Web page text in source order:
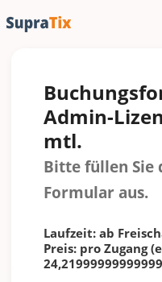
Admin-
mtl.
Bitte füllen Sie
Formular aus.
Laufzeit: ab
Preis: pro Zugang